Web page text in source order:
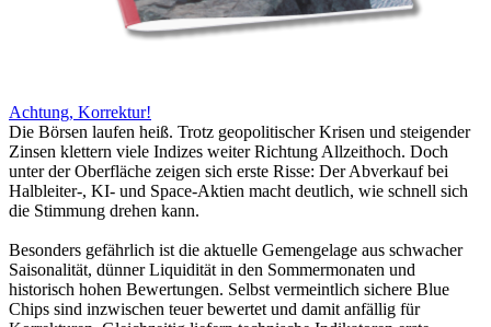
Achtung, Korrektur!
Die Börsen laufen heiß. Trotz geopolitischer Krisen und steigender
Zinsen klettern viele Indizes weiter Richtung Allzeithoch. Doch
unter der Oberfläche zeigen sich erste Risse: Der Abverkauf bei
Halbleiter-, KI- und Space-Aktien macht deutlich, wie schnell sich
die Stimmung drehen kann.
Besonders gefährlich ist die aktuelle Gemengelage aus schwacher
Saisonalität, dünner Liquidität in den Sommermonaten und
historisch hohen Bewertungen. Selbst vermeintlich sichere Blue
Chips sind inzwischen teuer bewertet und damit anfällig für